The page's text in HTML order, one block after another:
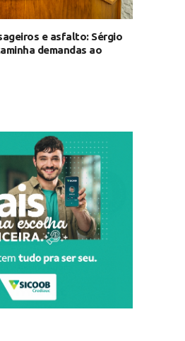
e asfalto: Sérgio
demandas ao